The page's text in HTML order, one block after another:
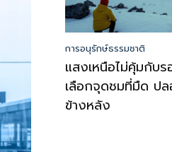
การอนุรักษ์ธรรมชาติ
แสงเหนือไม่คุ้มกับ
เลือกจุดชมที่มืด ป
ข้างหลัง